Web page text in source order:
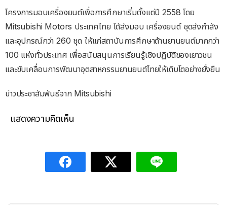
โครงการมอบเครื่องยนต์เพื่อการศึกษาเริ่มตั้งแต่ปี 2558 โดย
Mitsubishi Motors ประเทศไทย ได้ส่งมอบ เครื่องยนต์ ชุดส่งกำลัง
และอุปกรณ์กว่า 260 ชุด ให้แก่สถาบันการศึกษาด้านยานยนต์มากกว่า
100 แห่งทั่วประเทศ เพื่อสนับสนุนการเรียนรู้เชิงปฏิบัติของเยาวชน
และขับเคลื่อนการพัฒนาอุตสาหกรรมยานยนต์ไทยให้เติบโตอย่างยั่งยืน
ข่าวประชาสัมพันธ์จาก Mitsubishi
แสดงความคิดเห็น